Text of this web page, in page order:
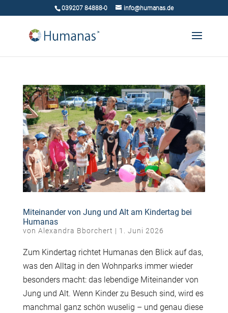
039207 84888-0 info@humanas.de
Miteinander von Jung und Alt am Kindertag bei
Humanas
von Alexandra Bborchert | 1. Juni 2026
Zum Kindertag richtet Humanas den Blick auf das,
was den Alltag in den Wohnparks immer wieder
besonders macht: das lebendige Miteinander von
Jung und Alt. Wenn Kinder zu Besuch sind, wird es
manchmal ganz schön wuselig – und genau diese